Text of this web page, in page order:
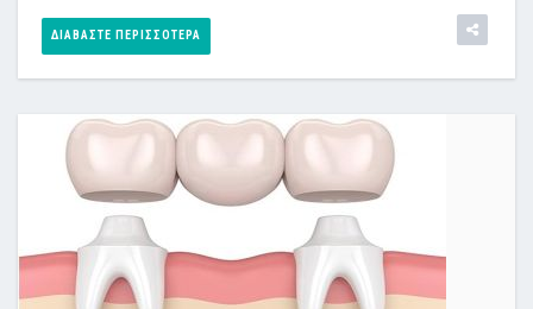
ΔΙΑΒΆΣΤΕ ΠΕΡΙΣΣΌΤΕΡΑ